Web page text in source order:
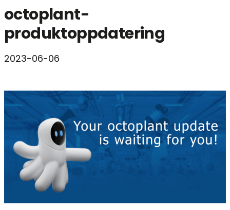
octoplant-
produktoppdatering
2023-06-06